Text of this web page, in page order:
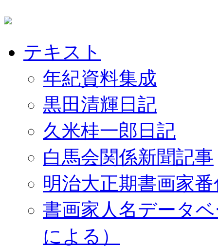
テキスト
年紀資料集成
黒田清輝日記
久米桂一郎日記
白馬会関係新聞記事
明治大正期書画家
書画家人名データ
による）